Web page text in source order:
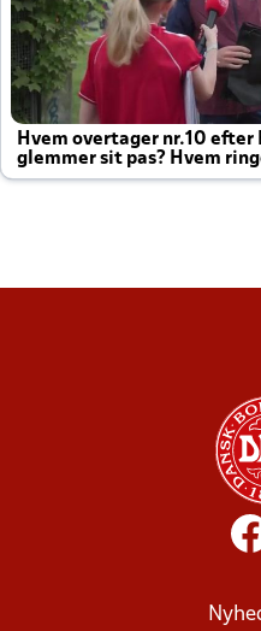
Hvem overtager nr.10 efter
glemmer sit pas? Hvem
altid til efter kampe?